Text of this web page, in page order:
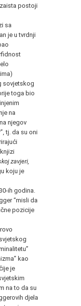
postoji
sa
je u tvrdnji
sovjetskog
toga bio
na
njegov
tj. da su oni
zavjeri,
koju je
ih godina.
“misli da
pozicije
kao
je
na to da su
djela